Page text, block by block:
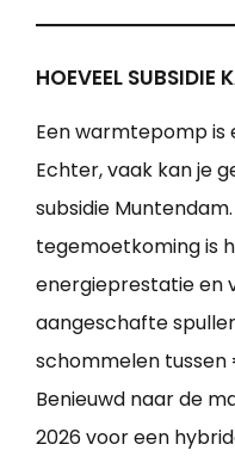
HOEVEEL SUBSIDIE
Een warmtepomp is
Echter, vaak kan je
subsidie
tegemoetkoming is
energieprestatie en
aangeschafte
schommelen tussen
Benieuwd naar de
2026 voor een